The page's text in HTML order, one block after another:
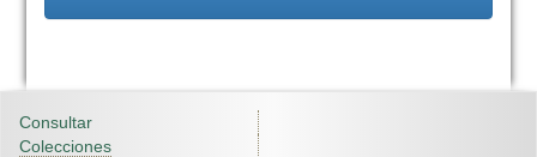
Consultar
Colecciones